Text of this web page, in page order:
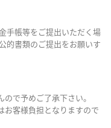
手帳等をご提出いただく場
的書類のご提出をお願いす
で予めご了承下さい。
お客様負担となりますので